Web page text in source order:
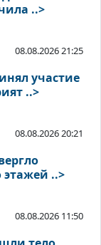
..>
08.08.2026 21:25
участие
..>
08.08.2026 20:21
этажей ..>
08.08.2026 11:50